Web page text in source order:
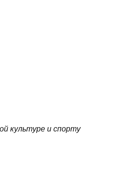
культуре и спорту